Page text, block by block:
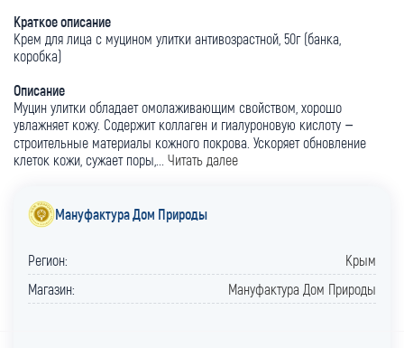
Краткое описание
Крем для лица с муцином улитки антивозрастной, 50г (банка,
коробка)
Описание
Муцин улитки обладает омолаживающим свойством, хорошо
увлажняет кожу. Содержит коллаген и гиалуроновую кислоту –
строительные материалы кожного покрова. Ускоряет обновление
клеток кожи, сужает поры,... Читать далее
Мануфактура Дом Природы
Регион:
Крым
Магазин:
Мануфактура Дом Природы